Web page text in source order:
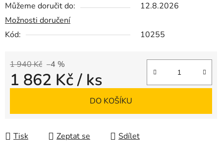
Můžeme doručit do:
12.8.2026
Možnosti doručení
Kód:
10255
1 940 Kč –4 %
1 862 Kč/ ks
DO KOŠÍKU
Tisk Zeptat se Sdílet